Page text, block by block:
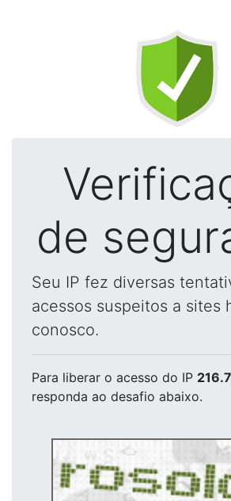
de
Seu IP fez diversas
acessos suspeitos a sites
conosco.
Para liberar o acesso do IP
responda ao desafio abaixo.